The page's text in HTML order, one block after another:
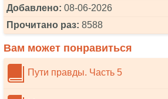
Добавлено: 08-06-2026
Прочитано раз: 8588
Вам может понравиться
Пути правды. Часть 5